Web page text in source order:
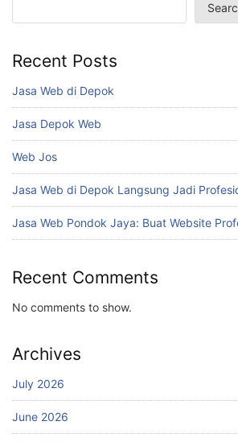
Recent Posts
Jasa Web di Depok
Jasa Depok Web
Web Jos
Jasa Web di Depok Langsung Jadi
Jasa Web Pondok Jaya: Buat Website
Recent Comments
No comments to show.
Archives
July 2026
June 2026